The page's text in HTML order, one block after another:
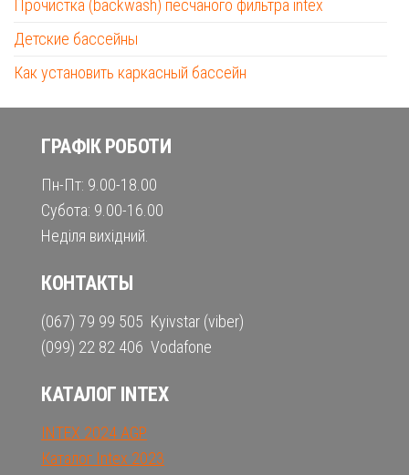
Прочистка (backwash) песчаного фильтра intex
Детские бассейны
Как установить каркасный бассейн
ГРАФІК РОБОТИ
Пн-Пт: 9.00-18.00
Субота: 9.00-16.00
Неділя вихідний.
КОНТАКТЫ
(067) 79 99 505 Kyivstar (viber)
(099) 22 82 406 Vodafone
КАТАЛОГ INTEX
INTEX 2024 AGP
Каталог Intex 2023